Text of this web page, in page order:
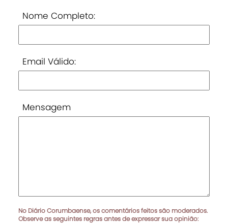
Nome Completo:
Email Válido:
Mensagem
No Diário Corumbaense, os comentários feitos são moderados.
Observe as seguintes regras antes de expressar sua opinião: